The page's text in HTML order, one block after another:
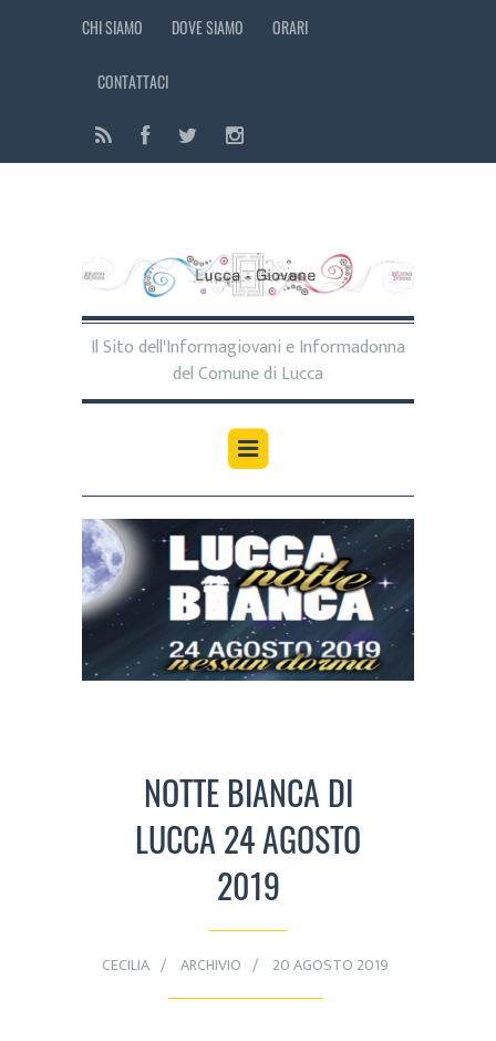
CHI SIAMO DOVE SIAMO ORARI
CONTATTACI
Il Sito dell'Informagiovani e Informadonna
del Comune di Lucca
NOTTE BIANCA DI
LUCCA 24 AGOSTO
2019
CECILIA ARCHIVIO 20 AGOSTO 2019